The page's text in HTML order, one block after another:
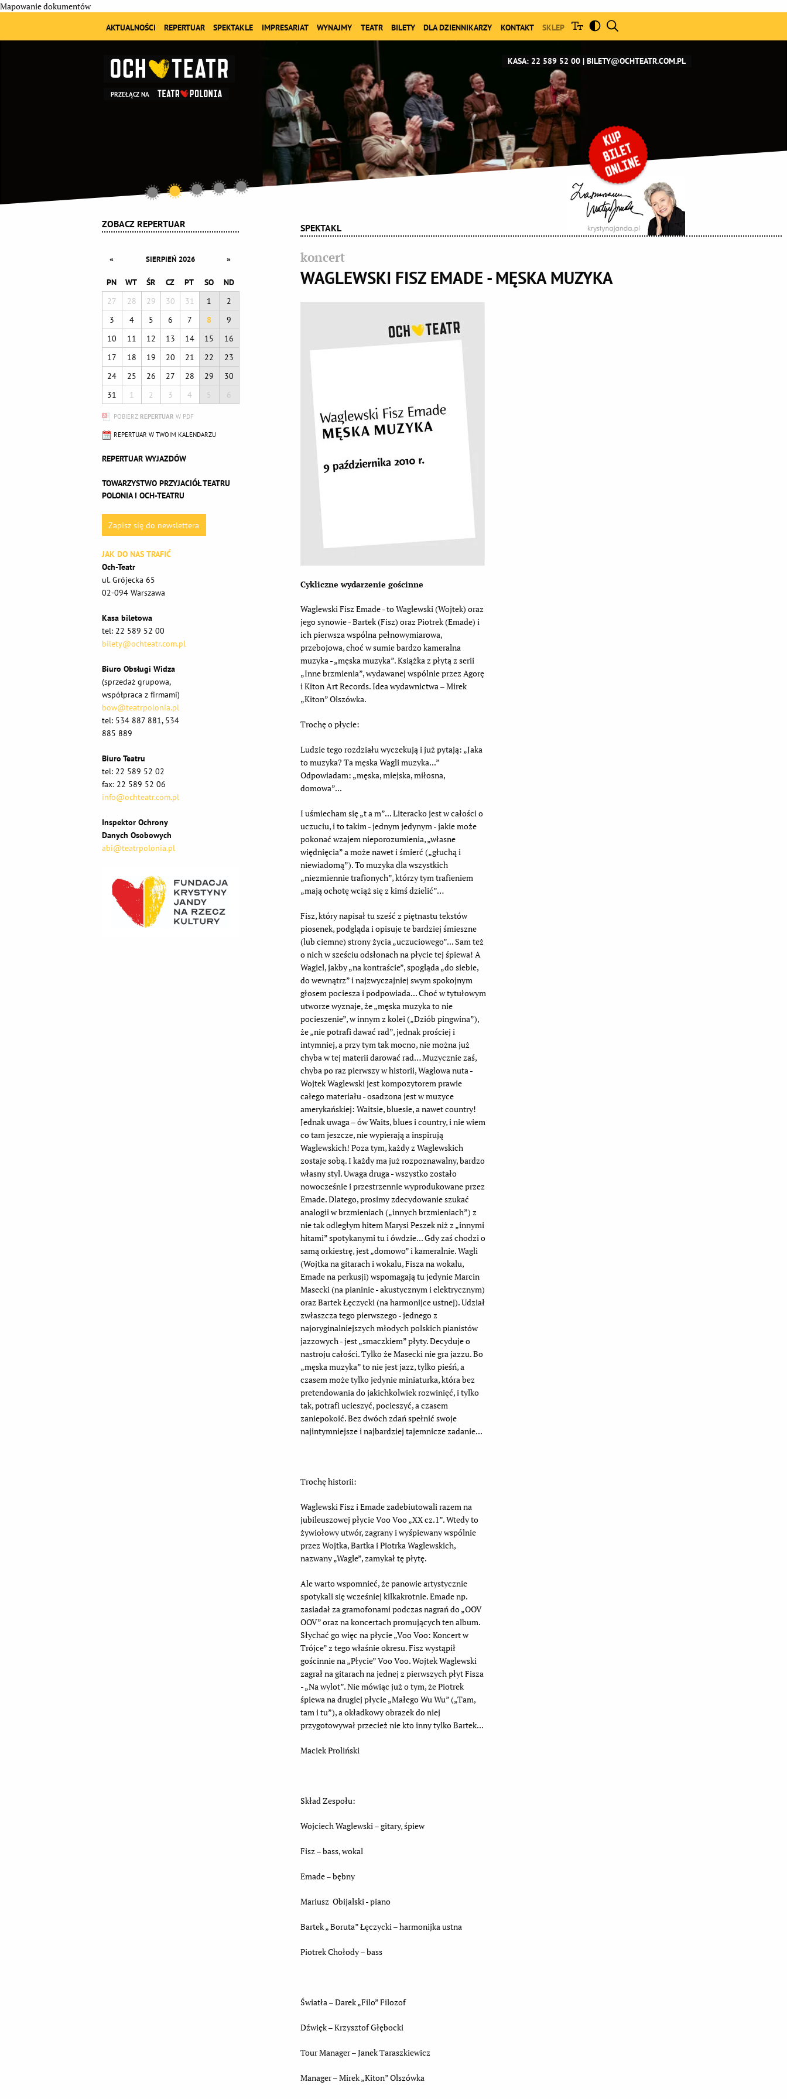
Mapowanie dokumentów
AKTUALNOŚCI REPERTUAR SPEKTAKLE IMPRESARIAT WYNAJMY TEATR BILETY DLA DZIENNIKARZY KONTAKT SKLEP
PRZEŁĄCZ NA
KASA: 22 589 52 00 BILETY@OCHTEATR.COM.PL
ZOBACZ REPERTUAR
« SIERPIEŃ 2026 »
PN WT ŚR CZ PT SO
ND
27
28 29 30 31 1
2
3
4 5 6 7 8
9
10
11 12 13 14 15
16
17
18 19 20 21 22
23
24
25 26 27 28 29
30
31
1 2 3 4 5 6
POBIERZ REPERTUAR W PDF
REPERTUAR W TWOIM KALENDARZU
REPERTUAR WYJAZDÓW
TOWARZYSTWO PRZYJACIÓŁ TEATRU
POLONIA I OCH-TEATRU
Zapisz się do newslettera
JAK DO NAS TRAFIĆ
Och-Teatr
ul. Grójecka 65
02-094 Warszawa
Kasa biletowa
tel: 22 589 52 00
bilety@ochteatr.com.pl
Biuro Obsługi Widza
(sprzedaż grupowa,
współpraca z firmami)
bow@teatrpolonia.pl
tel: 534 887 881, 534
885 889
Biuro Teatru
tel: 22 589 52 02
fax: 22 589 52 06
info@ochteatr.com.pl
Inspektor Ochrony
Danych Osobowych
abi@teatrpolonia.pl
SPEKTAKL
koncert
WAGLEWSKI FISZ EMADE - MĘSKA MUZYKA
Cykliczne wydarzenie gościnne
Waglewski Fisz Emade - to Waglewski (Wojtek) oraz
jego synowie - Bartek (Fisz) oraz Piotrek (Emade) i
ich pierwsza wspólna pełnowymiarowa,
przebojowa, choć w sumie bardzo kameralna
muzyka - „męska muzyka”. Książka z płytą z serii
„Inne brzmienia”, wydawanej wspólnie przez Agorę
i Kiton Art Records. Idea wydawnictwa – Mirek
„Kiton” Olszówka.
Trochę o płycie:
Ludzie tego rozdziału wyczekują i już pytają: „Jaka
to muzyka? Ta męska Wagli muzyka...”
Odpowiadam: „męska, miejska, miłosna,
domowa”...
I uśmiecham się „t a m”... Literacko jest w całości o
uczuciu, i to takim - jednym jedynym - jakie może
pokonać wzajem nieporozumienia, „własne
więdnięcia” a może nawet i śmierć („głuchą i
niewiadomą”). To muzyka dla wszystkich
„niezmiennie trafionych”, którzy tym trafieniem
„mają ochotę wciąż się z kimś dzielić”…
Fisz, który napisał tu sześć z piętnastu tekstów
piosenek, podgląda i opisuje te bardziej śmieszne
(lub ciemne) strony życia „uczuciowego”... Sam też
o nich w sześciu odsłonach na płycie tej śpiewa! A
Wagiel, jakby „na kontraście”, spogląda „do siebie,
do wewnątrz” i najzwyczajniej swym spokojnym
głosem pociesza i podpowiada... Choć w tytułowym
utworze wyznaje, że „męska muzyka to nie
pocieszenie”, w innym z kolei („Dziób pingwina”),
że „nie potrafi dawać rad”, jednak prościej i
intymniej, a przy tym tak mocno, nie można już
chyba w tej materii darować rad… Muzycznie zaś,
chyba po raz pierwszy w historii, Waglowa nuta -
Wojtek Waglewski jest kompozytorem prawie
całego materiału - osadzona jest w muzyce
amerykańskiej: Waitsie, bluesie, a nawet country!
Jednak uwaga – ów Waits, blues i country, i nie wiem
co tam jeszcze, nie wypierają a inspirują
Waglewskich! Poza tym, każdy z Waglewskich
zostaje sobą. I każdy ma już rozpoznawalny, bardzo
własny styl. Uwaga druga - wszystko zostało
nowocześnie i przestrzennie wyprodukowane przez
Emade. Dlatego, prosimy zdecydowanie szukać
analogii w brzmieniach („innych brzmieniach”) z
nie tak odległym hitem Marysi Peszek niż z „innymi
hitami” spotykanymi tu i ówdzie... Gdy zaś chodzi o
samą orkiestrę, jest „domowo” i kameralnie. Wagli
(Wojtka na gitarach i wokalu, Fisza na wokalu,
Emade na perkusji) wspomagają tu jedynie Marcin
Masecki (na pianinie - akustycznym i elektrycznym)
oraz Bartek Łęczycki (na harmonijce ustnej). Udział
zwłaszcza tego pierwszego - jednego z
najoryginalniejszych młodych polskich pianistów
jazzowych - jest „smaczkiem” płyty. Decyduje o
nastroju całości. Tylko że Masecki nie gra jazzu. Bo
„męska muzyka” to nie jest jazz, tylko pieśń, a
czasem może tylko jedynie miniaturka, która bez
pretendowania do jakichkolwiek rozwinięć, i tylko
tak, potrafi ucieszyć, pocieszyć, a czasem
zaniepokoić. Bez dwóch zdań spełnić swoje
najintymniejsze i najbardziej tajemnicze zadanie...
Trochę historii:
Waglewski Fisz i Emade zadebiutowali razem na
jubileuszowej płycie Voo Voo „XX cz.1”. Wtedy to
żywiołowy utwór, zagrany i wyśpiewany wspólnie
przez Wojtka, Bartka i Piotrka Waglewskich,
nazwany „Wagle”, zamykał tę płytę.
Ale warto wspomnieć, że panowie artystycznie
spotykali się wcześniej kilkakrotnie. Emade np.
zasiadał za gramofonami podczas nagrań do „OOV
OOV” oraz na koncertach promujących ten album.
Słychać go więc na płycie „Voo Voo: Koncert w
Trójce” z tego właśnie okresu. Fisz wystąpił
gościnnie na „Płycie” Voo Voo. Wojtek Waglewski
zagrał na gitarach na jednej z pierwszych płyt Fisza
- „Na wylot”. Nie mówiąc już o tym, że Piotrek
śpiewa na drugiej płycie „Małego Wu Wu” („Tam,
tam i tu”), a okładkowy obrazek do niej
przygotowywał przecież nie kto inny tylko Bartek...
Maciek Proliński
Skład Zespołu:
Wojciech Waglewski – gitary, śpiew
Fisz – bass, wokal
Emade – bębny
Mariusz Obijalski - piano
Bartek „ Boruta” Łęczycki – harmonijka ustna
Piotrek Chołody – bass
Światła – Darek „Filo” Filozof
Dźwięk – Krzysztof Głębocki
Tour Manager – Janek Taraszkiewicz
Manager – Mirek „Kiton” Olszówka